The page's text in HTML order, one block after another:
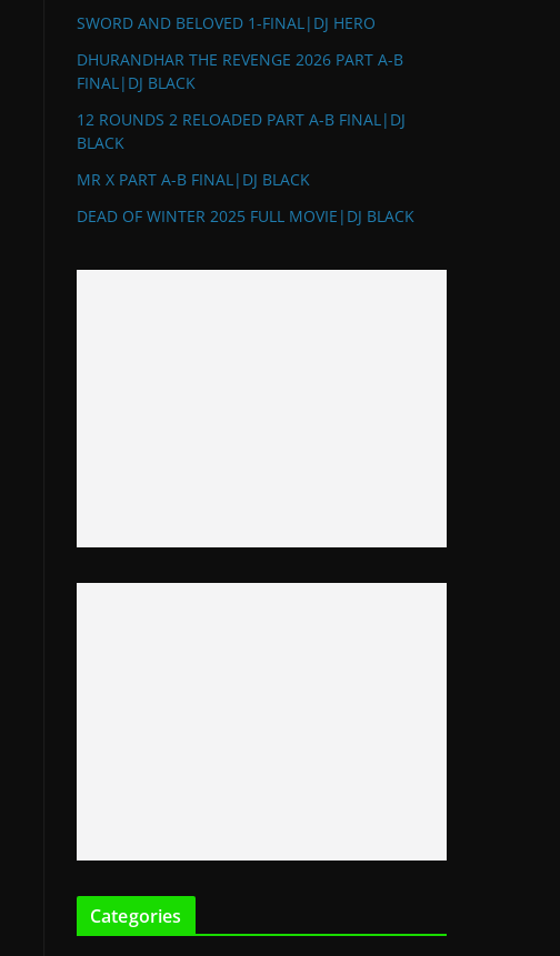
SWORD AND BELOVED 1-FINAL|DJ HERO
DHURANDHAR THE REVENGE 2026 PART A-B
FINAL|DJ BLACK
12 ROUNDS 2 RELOADED PART A-B FINAL|DJ
BLACK
MR X PART A-B FINAL|DJ BLACK
DEAD OF WINTER 2025 FULL MOVIE|DJ BLACK
Categories